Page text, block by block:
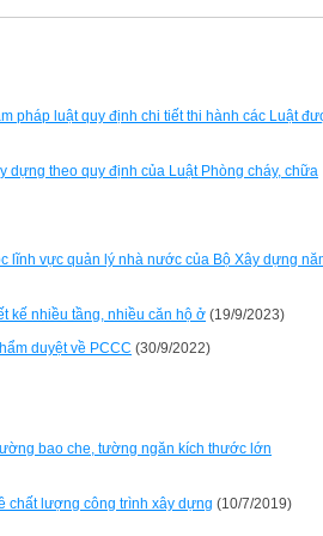
pháp luật quy định chi tiết thi hành các Luật
dựng theo quy định của Luật Phòng cháy, chữa
lĩnh vực quản lý nhà nước của Bộ Xây dựng
kế nhiều tầng, nhiều căn hộ ở (19/9/2023)
duyệt về PCCC (30/9/2022)
bao che, tường ngăn kích thước lớn
chất lượng công trình xây dựng (10/7/2019)